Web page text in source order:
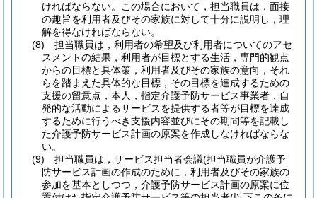
ければならない。
この場合において，担当職員は，面接
の趣旨を利用者及びその家族に対して十分に説明し，理
解を得なければならない。
(8)
担当職員は，利用者の希望及び利用者についてのアセ
スメントの結果，利用者が目標とする生活，専門的観点
からの目標と具体策，利用者及びその家族の意向，それ
らを踏まえた具体的な目標，その目標を達成するための
支援の留意点，本人，指定介護予防サービス事業者，自
発的な活動によるサービスを提供する者等が目標を達成
するために行うべき支援内容並びにその期間等を記載し
た介護予防サービス計画の原案を作成しなければならな
い。
(9)
担当職員は，サービス担当者会議(担当職員が介護予
防サービス計画の作成のために，利用者及びその家族の
参加を基本としつつ，介護予防サービス計画の原案に位